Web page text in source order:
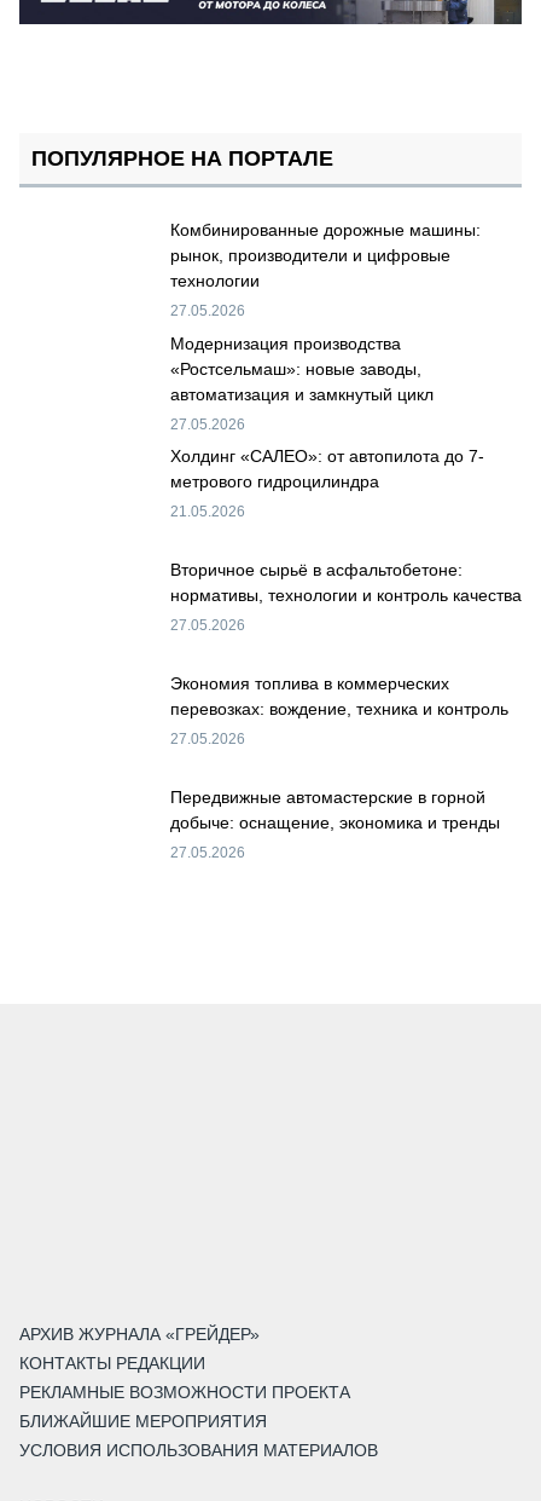
ПОПУЛЯРНОЕ НА ПОРТАЛЕ
Комбинированные дорожные машины:
рынок, производители и цифровые
технологии
27.05.2026
Модернизация производства
«Ростсельмаш»: новые заводы,
автоматизация и замкнутый цикл
27.05.2026
Холдинг «САЛЕО»: от автопилота до 7-
метрового гидроцилиндра
21.05.2026
Вторичное сырьё в асфальтобетоне:
нормативы, технологии и контроль качества
27.05.2026
Экономия топлива в коммерческих
перевозках: вождение, техника и контроль
27.05.2026
Передвижные автомастерские в горной
добыче: оснащение, экономика и тренды
27.05.2026
АРХИВ ЖУРНАЛА «ГРЕЙДЕР»
КОНТАКТЫ РЕДАКЦИИ
РЕКЛАМНЫЕ ВОЗМОЖНОСТИ ПРОЕКТА
БЛИЖАЙШИЕ МЕРОПРИЯТИЯ
УСЛОВИЯ ИСПОЛЬЗОВАНИЯ МАТЕРИАЛОВ